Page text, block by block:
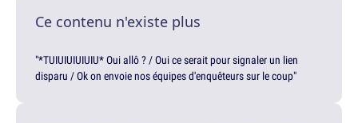
Ce contenu n'existe plus
"*TUIUIUIUIUIU* Oui allô ? / Oui ce serait pour signaler un lien
disparu / Ok on envoie nos équipes d'enquêteurs sur le coup"